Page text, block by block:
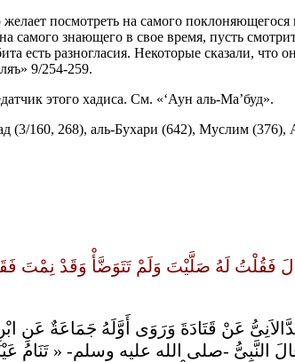
посмотреть на самого
самого знающего в свое время, пусть
есть разногласия. Некоторые сказали, что
9/254-259.
этого хадиса. См. «‘Аун аль-Ма’буд».
(3/160, 268), аль-Бухари (642), Муслим
فَقُلْتُ لَهُ صَلَّيْتَ وَلَمْ تَتَوَضَّأْ وَقَدْ نِمْتَ
عَنْ قَتَادَةَ وَرَوَى أَوَّلَهُ جَمَاعَةٌ عَنِ
-صلى الله عليه وسلم- « تَنَامُ